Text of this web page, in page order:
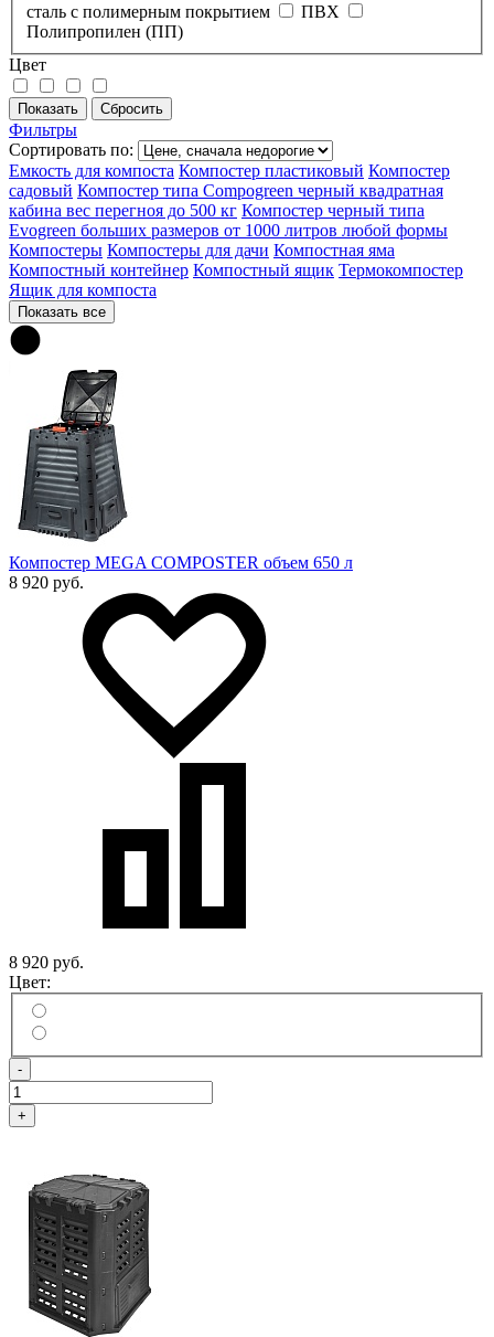
сталь с полимерным покрытием
ПВХ
Полипропилен (ПП)
Цвет
Фильтры
Сортировать по:
Емкость для компоста Компостер пластиковый Компостер
садовый Компостер типа Compogreen черный квадратная
кабина вес перегноя до 500 кг Компостер черный типа
Evogreen больших размеров от 1000 литров любой формы
Компостеры Компостеры для дачи Компостная яма
Компостный контейнер Компостный ящик Термокомпостер
Ящик для компоста
Показать все
Компостер MEGA COMPOSTER объем 650 л
8 920 руб.
8 920 руб.
Цвет:
-
+